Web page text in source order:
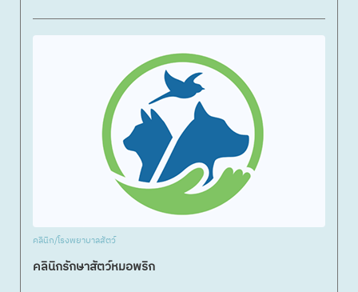
คลินิก/โรงพยาบาลสัตว์
คลินิกรักษาสัตว์หมอพริก